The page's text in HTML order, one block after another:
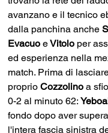
avanzano e il tecnico
dalla panchina anche
Evacuo e Vitolo per
ed esperienza nella
match. Prima di
proprio Cozzolino a
0-2 al minuto 62:
fondo dopo aver
l'intera fascia sinistra